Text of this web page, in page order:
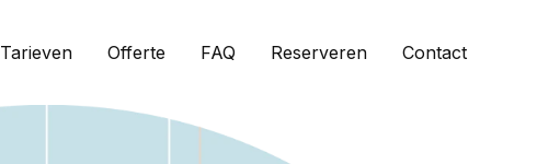
Tarieven Offerte FAQ Reserveren Contact